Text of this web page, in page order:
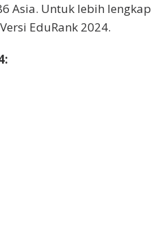
Asia. Untuk lebih lengkap
EduRank 2024.